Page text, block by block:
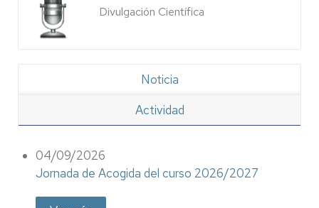
Divulgación Científica
Actividad
Noticia
04/09/2026
Jornada de Acogida del curso 2026/2027